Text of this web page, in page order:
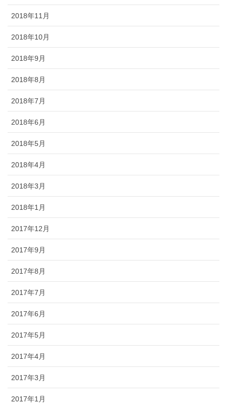
2018年11月
2018年10月
2018年9月
2018年8月
2018年7月
2018年6月
2018年5月
2018年4月
2018年3月
2018年1月
2017年12月
2017年9月
2017年8月
2017年7月
2017年6月
2017年5月
2017年4月
2017年3月
2017年1月